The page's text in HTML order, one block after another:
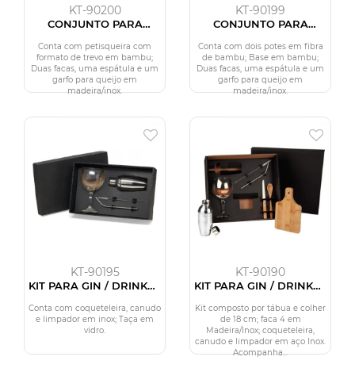
KT-90200
CONJUNTO PARA
Conta com petisqueira com
formato de trevo em bambu;
Duas facas, uma espátula e um
garfo para queijo em
madeira/inox.
KT-90199
CONJUNTO PARA
Conta com dois potes em fibra
de bambu; Base em bambu;
Duas facas, uma espátula e um
garfo para queijo em
madeira/inox.
KT-90195
KIT PARA GIN / DRINKS -
Conta com coqueteleira, canudo
e limpador em inox; Taça em
vidro.
KT-90190
KIT PARA GIN / DRINKS -
Kit composto por tábua e colher
de 18 cm; faca 4 em
Madeira/Inox; coqueteleira,
canudo e limpador em aço Inox.
Acompanha...